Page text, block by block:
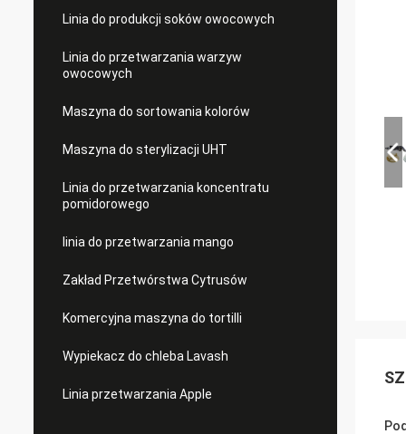
Linia do produkcji soków owocowych
Linia do przetwarzania warzyw
owocowych
Maszyna do sortowania kolorów
Maszyna do sterylizacji UHT
Linia do przetwarzania koncentratu
pomidorowego
linia do przetwarzania mango
Zakład Przetwórstwa Cytrusów
Komercyjna maszyna do tortilli
Wypiekacz do chleba Lavash
Linia przetwarzania Apple